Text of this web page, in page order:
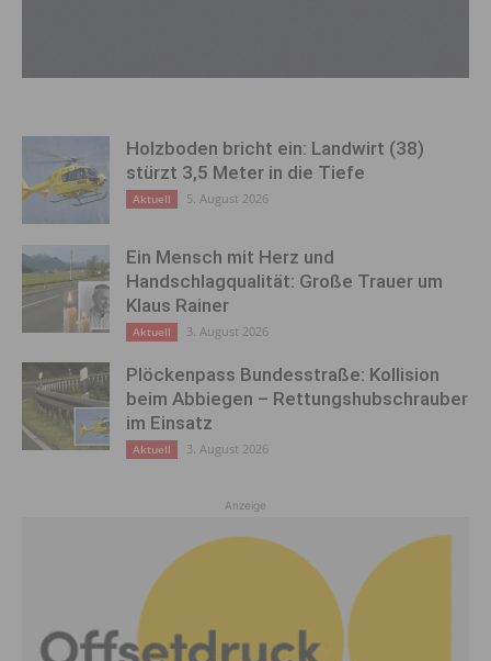
Holzboden bricht ein: Landwirt (38)
stürzt 3,5 Meter in die Tiefe
Aktuell 5. August 2026
Ein Mensch mit Herz und
Handschlagqualität: Große Trauer um
Klaus Rainer
Aktuell 3. August 2026
Plöckenpass Bundesstraße: Kollision
beim Abbiegen – Rettungshubschrauber
im Einsatz
Aktuell 3. August 2026
Anzeige